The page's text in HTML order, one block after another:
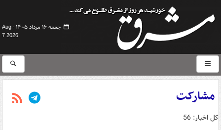
جمعه ۱۶ مرداد ۱۴۰۵ -
Aug
7 2026
مشارکت
کل اخبار: 56